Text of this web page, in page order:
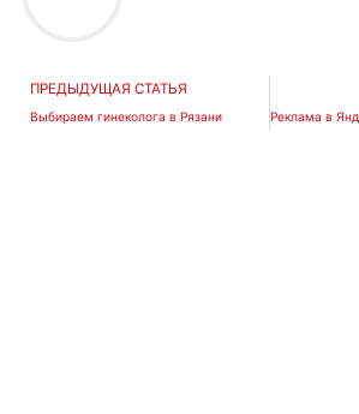
Prev
ПРЕДЫДУЩАЯ СТАТЬЯ
Выбираем гинеколога в Рязани